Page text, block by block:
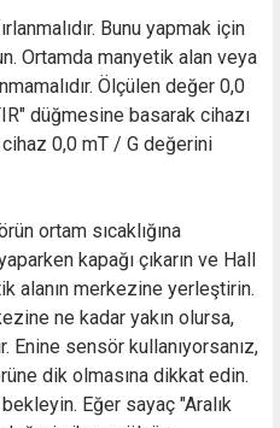
Bunu yapmak için
Ortamda manyetik alan veya
Ölçülen değer 0,0
düğmesine basarak cihazı
cihaz 0,0 mT / G değerini
ortam sıcaklığına
kapağı çıkarın ve Hall
alanın merkezine yerleştirin.
ne kadar yakın olursa,
Enine sensör kullanıyorsanız,
dik olmasına dikkat edin.
Eğer sayaç "Aralık